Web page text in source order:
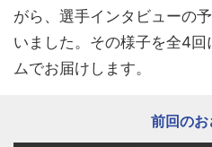
がら、選手インタビューの
いました。その様子を全4回
ムでお届けします。
前回の